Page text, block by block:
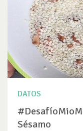
DATOS
Sésamo